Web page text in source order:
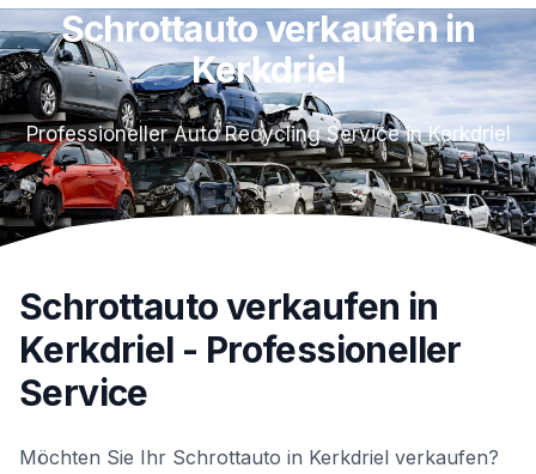
Schrottauto verkaufen in
Kerkdriel
Professioneller Auto Recycling Service inKerkdriel
Schrottauto verkaufen in
Kerkdriel - Professioneller
Service
Möchten Sie Ihr Schrottauto in Kerkdriel verkaufen?